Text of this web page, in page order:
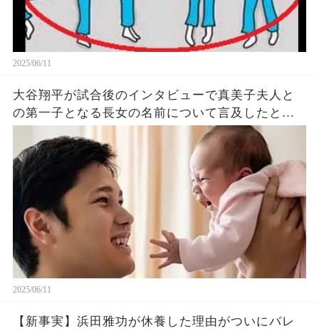
2025/06/11
大谷翔平が試合後のインタビューで真美子夫人と
の第一子となる長女の名前について言及したと話
題に！山本由伸や佐々木朗希は知ってそう！
2025/06/11
【新事実】浜田雅功が休養した理由がついにバレ